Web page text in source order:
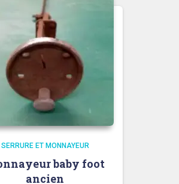
SERRURE ET MONNAYEUR
baby foot
ancien